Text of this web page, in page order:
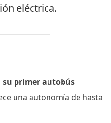
eléctrica.
su primer autobús
una autonomía de hasta